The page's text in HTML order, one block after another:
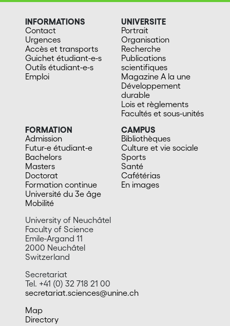
INFORMATIONS
Contact
Urgences
Accès et transports
Guichet étudiant-e-s
Outils étudiant-e-s
Emploi
UNIVERSITE
Portrait
Organisation
Recherche
Publications
scientifiques
Magazine A la une
Développement
durable
Lois et règlements
Facultés et sous-unités
FORMATION
Admission
Futur-e étudiant-e
Bachelors
Masters
Doctorat
Formation continue
Université du 3e âge
Mobilité
CAMPUS
Bibliothèques
Culture et vie sociale
Sports
Santé
Cafétérias
En images
University of Neuchâtel
Faculty of Science
Emile-Argand 11
2000 Neuchâtel
Switzerland
Secretariat
Tel. +41 (0) 32 718 21 00
secretariat.sciences@unine.ch
Map
Directory